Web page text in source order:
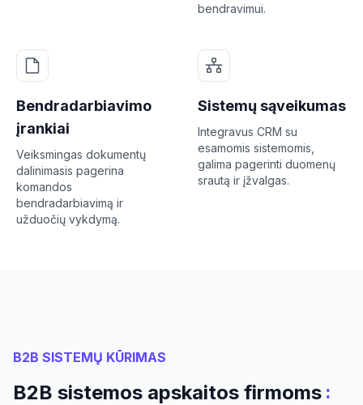
bendravimui.
Bendradarbiavimo
įrankiai
Veiksmingas dokumentų
dalinimasis pagerina
komandos
bendradarbiavimą ir
užduočių vykdymą.
Sistemų sąveikumas
Integravus CRM su
esamomis sistemomis,
galima pagerinti duomenų
srautą ir įžvalgas.
B2B SISTEMŲ KŪRIMAS
B2B sistemos apskaitos firmoms :